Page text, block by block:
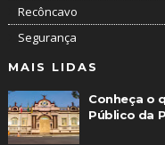
Recôncavo
Segurança
MAIS LIDAS
Conheça o
Público da